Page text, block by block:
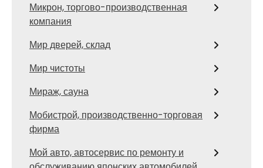
Микрон, торгово-производственная
компания
Мир дверей, склад
Мир чистоты
Мираж, сауна
Мобистрой, производственно-торговая
фирма
Мой авто, автосервис по ремонту и